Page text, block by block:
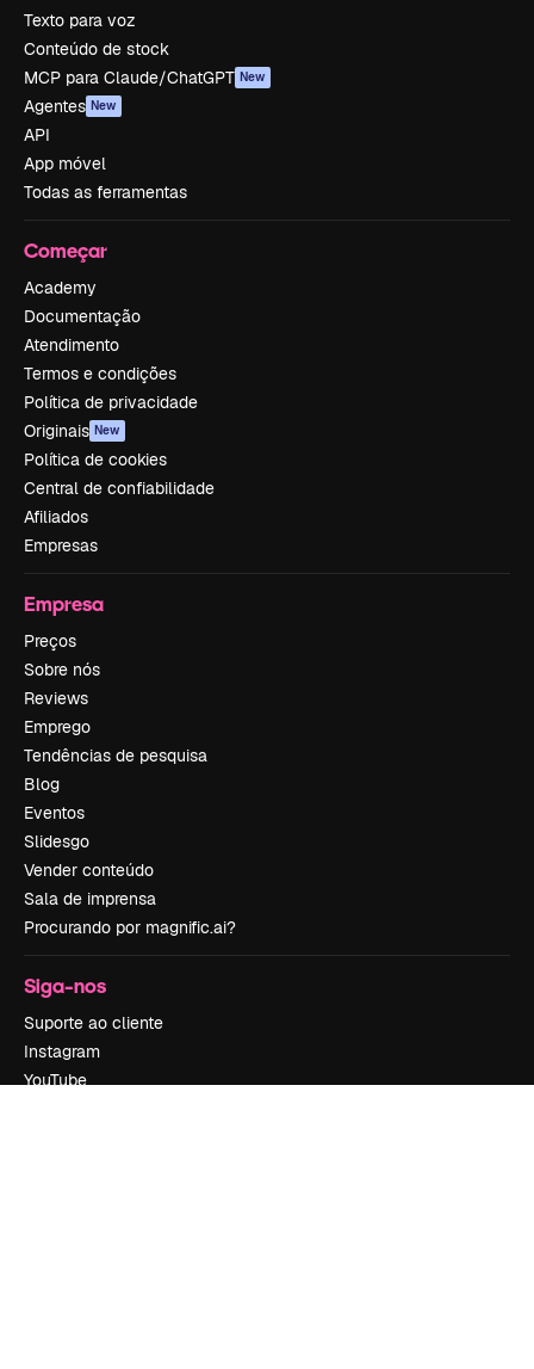
Texto para voz
Conteúdo de stock
MCP para Claude/ChatGPT New
Agentes New
API
App móvel
Todas as ferramentas
Começar
Academy
Documentação
Atendimento
Termos e condições
Política de privacidade
Originais New
Política de cookies
Central de confiabilidade
Afiliados
Empresas
Empresa
Preços
Sobre nós
Reviews
Emprego
Tendências de pesquisa
Blog
Eventos
Slidesgo
Vender conteúdo
Sala de imprensa
Procurando por magnific.ai?
Siga-nos
Suporte ao cliente
Instagram
YouTube